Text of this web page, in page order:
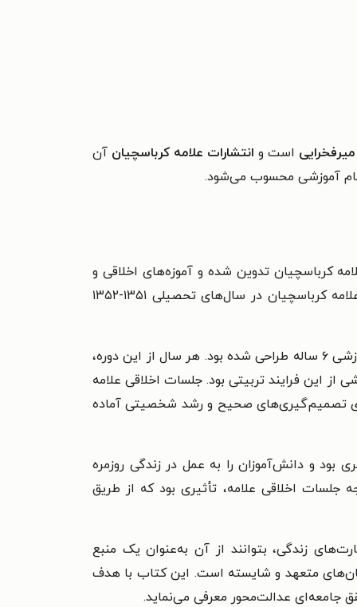
است وانتشارات علامه کرباسچیان آن
نظام آموزشی محسوب می‌شود.
کرباسچیان تدوین شده و آموزه‌های اخلاقی و
تربیتی ایشان را برای پایۀ دهم دبیرستان ارائه می‌دهد. این مجموعه، برآمده از نوارهای ضبط‌شدۀ جلسات اخلاقی علامه کرباسچیان در سال‌های تحصیلی ۱۳۵۱-۱۳۵۲
نگاهی عمیق به درس‌های اخلاقی استاد دارد که در قالب یک برنامۀ آموزشی ۶ ساله طراحی شده بود. هر سال از این دوره،
این فرایند تربیتی بود. جلسات اخلاقی علامه
برای تصمیم‌گیری‌های صحیح و رشد شخصیتی آماده
بود و دانش‌آموزان را به عمل در زندگی روزمره
جلسات اخلاقی علامه، تأثیری بود که از طریق
زندگی، بتوانند از آن به‌عنوان یک منبع
متعهد و شایسته است. این کتاب با هدف
جامعه‌ای عدالت‌محور معرفی می‌نماید.